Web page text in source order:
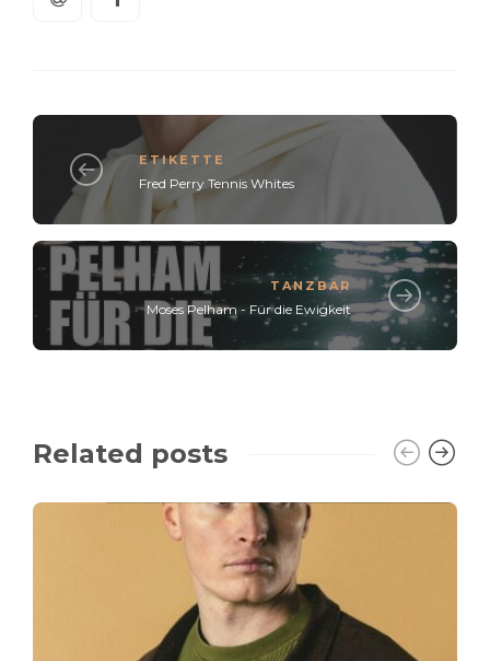
ETIKETTE
Fred Perry Tennis Whites
TANZBAR
Moses Pelham - Für die Ewigkeit
Related posts